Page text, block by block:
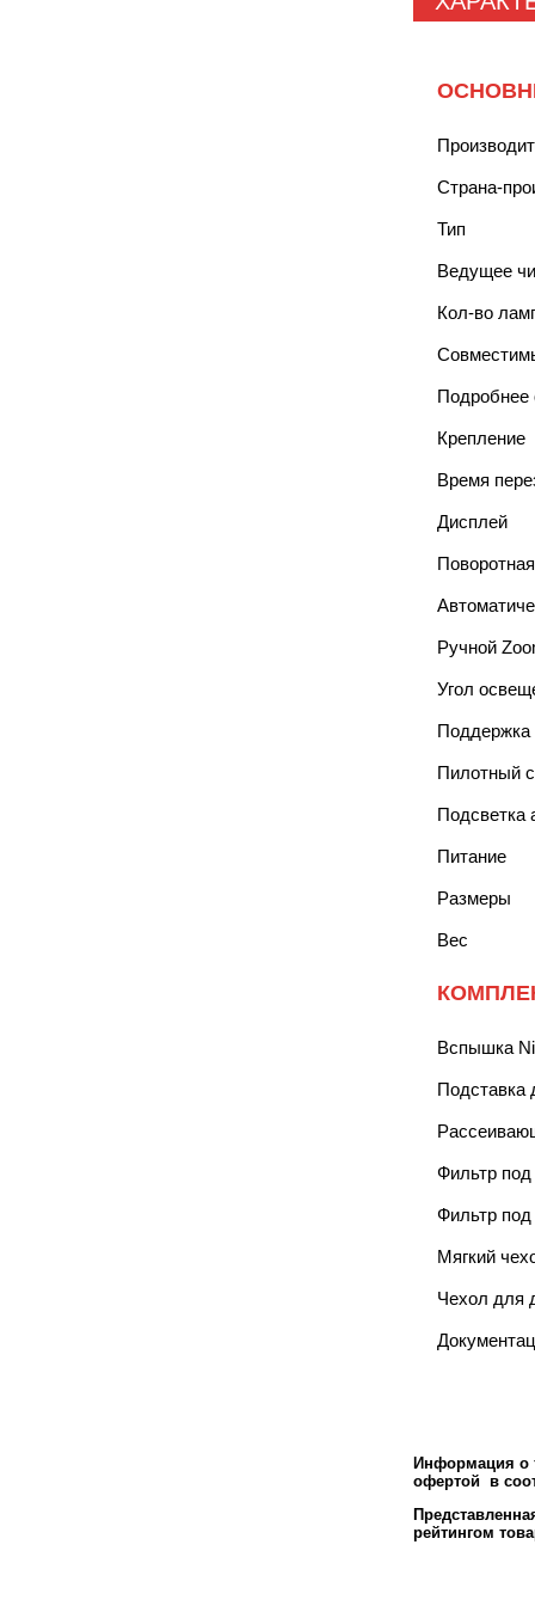
Страна-
Тип
Ведущее
Кол-во
Подробнее
Крепление
Время
Дисплей
Ручной
Угол
Поддержка
Пилотный
Подсветка
Питание
Размеры
Вес
Вспышка
Подставка
Фильтр
Фильтр
Мягкий
Чехол для
Информация о
офертой в
рейтингом